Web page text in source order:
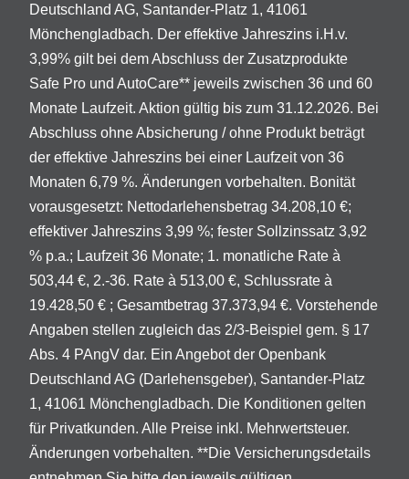
Deutschland AG, Santander-Platz 1, 41061
Mönchengladbach. Der effektive Jahreszins i.H.v.
3,99% gilt bei dem Abschluss der Zusatzprodukte
Safe Pro und AutoCare** jeweils zwischen 36 und 60
Monate Laufzeit. Aktion gültig bis zum 31.12.2026. Bei
Abschluss ohne Absicherung / ohne Produkt beträgt
der effektive Jahreszins bei einer Laufzeit von 36
Monaten 6,79 %. Änderungen vorbehalten. Bonität
vorausgesetzt: Nettodarlehensbetrag 34.208,10 €;
effektiver Jahreszins 3,99 %; fester Sollzinssatz 3,92
% p.a.; Laufzeit 36 Monate; 1. monatliche Rate à
503,44 €, 2.-36. Rate à 513,00 €, Schlussrate à
19.428,50 € ; Gesamtbetrag 37.373,94 €. Vorstehende
Angaben stellen zugleich das 2/3-Beispiel gem. § 17
Abs. 4 PAngV dar. Ein Angebot der Openbank
Deutschland AG (Darlehensgeber), Santander-Platz
1, 41061 Mönchengladbach. Die Konditionen gelten
für Privatkunden. Alle Preise inkl. Mehrwertsteuer.
Änderungen vorbehalten. **Die Versicherungsdetails